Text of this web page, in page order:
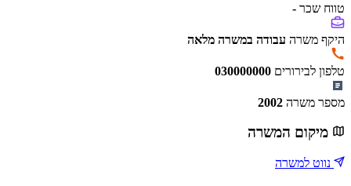
טווח שכר -
היקף משרה עבודה במשרה מלאה
טלפון לבירורים 030000000
מספר משרה 2002
מיקום המשרה
נווט למשרה